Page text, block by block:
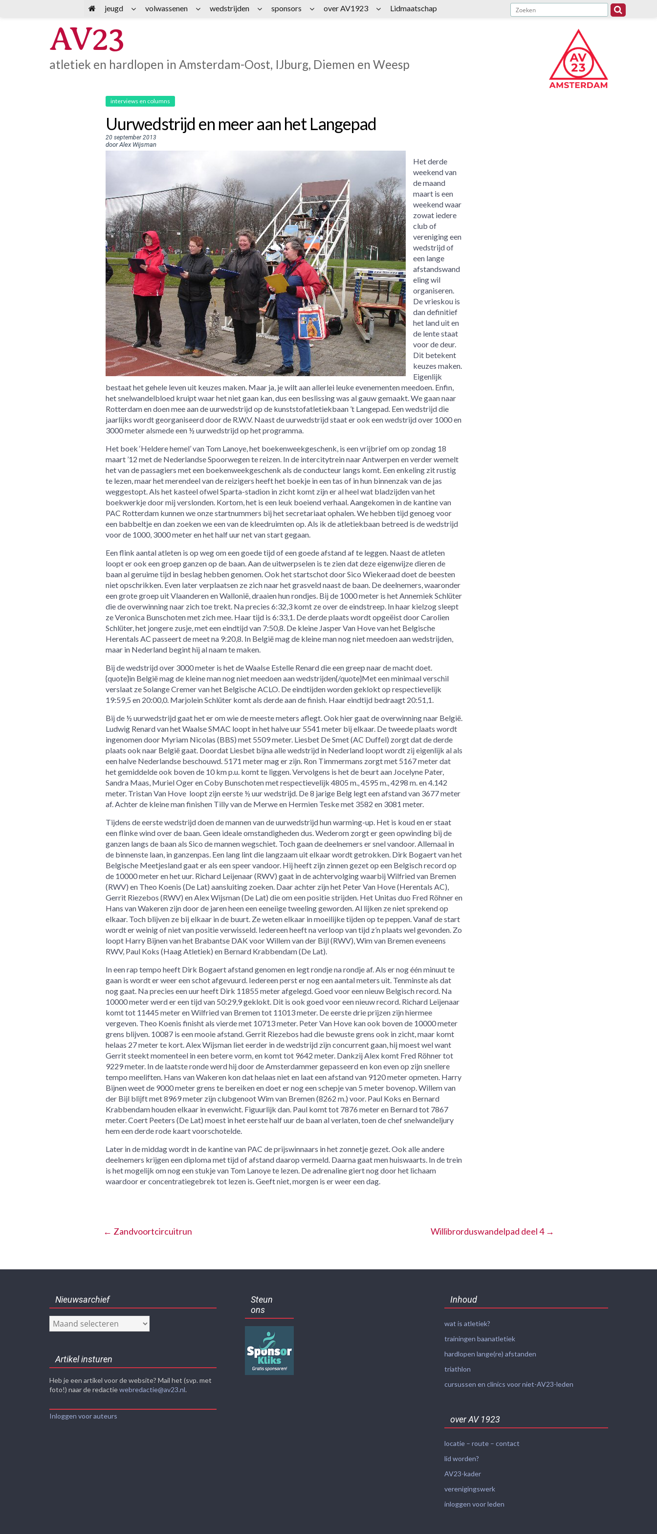
AV23
atletiek en hardlopen in Amsterdam-Oost, IJburg, Diemen en Weesp
interviews en columns
Uurwedstrijd en meer aan het Langepad
20 september 2013
door Alex Wijsman
Het derde
weekend van
de maand
maart is een
weekend waar
zowat iedere
club of
vereniging een
wedstrijd of
een lange
afstandswand
eling wil
organiseren.
De vrieskou is
dan definitief
het land uit en
de lente staat
voor de deur.
Dit betekent
keuzes maken.
Eigenlijk
bestaat het gehele leven uit keuzes maken. Maar ja, je wilt aan allerlei leuke evenementen meedoen. Enfin,
het snelwandelbloed kruipt waar het niet gaan kan, dus een beslissing was al gauw gemaakt. We gaan naar
Rotterdam en doen mee aan de uurwedstrijd op de kunststofatletiekbaan ’t Langepad. Een wedstrijd die
jaarlijks wordt georganiseerd door de R.W.V. Naast de uurwedstrijd staat er ook een wedstrijd over 1000 en
3000 meter alsmede een ½ uurwedstrijd op het programma.
Het boek ‘Heldere hemel’ van Tom Lanoye, het boekenweekgeschenk, is een vrijbrief om op zondag 18
maart ’12 met de Nederlandse Spoorwegen te reizen. In de intercitytrein naar Antwerpen en verder wemelt
het van de passagiers met een boekenweekgeschenk als de conducteur langs komt. Een enkeling zit rustig
te lezen, maar het merendeel van de reizigers heeft het boekje in een tas of in hun binnenzak van de jas
weggestopt. Als het kasteel ofwel Sparta-stadion in zicht komt zijn er al heel wat bladzijden van het
boekwerkje door mij verslonden. Kortom, het is een leuk boeiend verhaal. Aangekomen in de kantine van
PAC Rotterdam kunnen we onze startnummers bij het secretariaat ophalen. We hebben tijd genoeg voor
een babbeltje en dan zoeken we een van de kleedruimten op. Als ik de atletiekbaan betreed is de wedstrijd
voor de 1000, 3000 meter en het half uur net van start gegaan.
Een flink aantal atleten is op weg om een goede tijd of een goede afstand af te leggen. Naast de atleten
loopt er ook een groep ganzen op de baan. Aan de uitwerpselen is te zien dat deze eigenwijze dieren de
baan al geruime tijd in beslag hebben genomen. Ook het startschot door Sico Wiekeraad doet de beesten
niet opschrikken. Even later verplaatsen ze zich naar het grasveld naast de baan. De deelnemers, waaronder
een grote groep uit Vlaanderen en Wallonië, draaien hun rondjes. Bij de 1000 meter is het Annemiek Schlüter
die de overwinning naar zich toe trekt. Na precies 6:32,3 komt ze over de eindstreep. In haar kielzog sleept
ze Veronica Bunschoten met zich mee. Haar tijd is 6:33,1. De derde plaats wordt opgeëist door Carolien
Schlüter, het jongere zusje, met een eindtijd van 7:50,8. De kleine Jasper Van Hove van het Belgische
Herentals AC passeert de meet na 9:20,8. In België mag de kleine man nog niet meedoen aan wedstrijden,
maar in Nederland begint hij al naam te maken.
Bij de wedstrijd over 3000 meter is het de Waalse Estelle Renard die een greep naar de macht doet.
{quote}in België mag de kleine man nog niet meedoen aan wedstrijden{/quote}Met een minimaal verschil
verslaat ze Solange Cremer van het Belgische ACLO. De eindtijden worden geklokt op respectievelijk
19:59,5 en 20:00,0. Marjolein Schlüter komt als derde aan de finish. Haar eindtijd bedraagt 20:51,1.
Bij de ½ uurwedstrijd gaat het er om wie de meeste meters aflegt. Ook hier gaat de overwinning naar België.
Ludwig Renard van het Waalse SMAC loopt in het halve uur 5541 meter bij elkaar. De tweede plaats wordt
ingenomen door Myriam Nicolas (BBS) met 5509 meter. Liesbet De Smet (AC Duffel) zorgt dat de derde
plaats ook naar België gaat. Doordat Liesbet bijna alle wedstrijd in Nederland loopt wordt zij eigenlijk al als
een halve Nederlandse beschouwd. 5171 meter mag er zijn. Ron Timmermans zorgt met 5167 meter dat
het gemiddelde ook boven de 10 km p.u. komt te liggen. Vervolgens is het de beurt aan Jocelyne Pater,
Sandra Maas, Muriel Oger en Coby Bunschoten met respectievelijk 4805 m., 4595 m., 4298 m. en 4.142
meter. Tristan Van Hove loopt zijn eerste ½ uur wedstrijd. De 8 jarige Belg legt een afstand van 3677 meter
af. Achter de kleine man finishen Tilly van de Merwe en Hermien Teske met 3582 en 3081 meter.
Tijdens de eerste wedstrijd doen de mannen van de uurwedstrijd hun warming-up. Het is koud en er staat
een flinke wind over de baan. Geen ideale omstandigheden dus. Wederom zorgt er geen opwinding bij de
ganzen langs de baan als Sico de mannen wegschiet. Toch gaan de deelnemers er snel vandoor. Allemaal in
de binnenste laan, in ganzenpas. Een lang lint die langzaam uit elkaar wordt getrokken. Dirk Bogaert van het
Belgische Meetjesland gaat er als een speer vandoor. Hij heeft zijn zinnen gezet op een Belgisch record op
de 10000 meter en het uur. Richard Leijenaar (RWV) gaat in de achtervolging waarbij Wilfried van Bremen
(RWV) en Theo Koenis (De Lat) aansluiting zoeken. Daar achter zijn het Peter Van Hove (Herentals AC),
Gerrit Riezebos (RWV) en Alex Wijsman (De Lat) die om een positie strijden. Het Unitas duo Fred Röhner en
Hans van Wakeren zijn door de jaren heen een eeneiige tweeling geworden. Al lijken ze niet sprekend op
elkaar. Toch blijven ze bij elkaar in de buurt. Ze weten elkaar in moeilijke tijden op te peppen. Vanaf de start
wordt er weinig of niet van positie verwisseld. Iedereen heeft na verloop van tijd z’n plaats wel gevonden. Zo
loopt Harry Bijnen van het Brabantse DAK voor Willem van der Bijl (RWV), Wim van Bremen eveneens
RWV, Paul Koks (Haag Atletiek) en Bernard Krabbendam (De Lat).
In een rap tempo heeft Dirk Bogaert afstand genomen en legt rondje na rondje af. Als er nog één minuut te
gaan is wordt er weer een schot afgevuurd. Iedereen perst er nog een aantal meters uit. Tenminste als dat
nog gaat. Na precies een uur heeft Dirk 11855 meter afgelegd. Goed voor een nieuw Belgisch record. Na
10000 meter werd er een tijd van 50:29,9 geklokt. Dit is ook goed voor een nieuw record. Richard Leijenaar
komt tot 11445 meter en Wilfried van Bremen tot 11013 meter. De eerste drie prijzen zijn hiermee
vergeven. Theo Koenis finisht als vierde met 10713 meter. Peter Van Hove kan ook boven de 10000 meter
grens blijven. 10087 is een mooie afstand. Gerrit Riezebos had die bewuste grens ook in zicht, maar komt
helaas 27 meter te kort. Alex Wijsman liet eerder in de wedstrijd zijn concurrent gaan, hij moest wel want
Gerrit steekt momenteel in een betere vorm, en komt tot 9642 meter. Dankzij Alex komt Fred Röhner tot
9229 meter. In de laatste ronde werd hij door de Amsterdammer gepasseerd en kon even op zijn snellere
tempo meeliften. Hans van Wakeren kon dat helaas niet en laat een afstand van 9120 meter opmeten. Harry
Bijnen weet de 9000 meter grens te bereiken en doet er nog een schepje van 5 meter bovenop. Willem van
der Bijl blijft met 8969 meter zijn clubgenoot Wim van Bremen (8262 m.) voor. Paul Koks en Bernard
Krabbendam houden elkaar in evenwicht. Figuurlijk dan. Paul komt tot 7876 meter en Bernard tot 7867
meter. Coert Peeters (De Lat) moest in het eerste half uur de baan al verlaten, toen de chef snelwandeljury
hem een derde rode kaart voorschotelde.
Later in de middag wordt in de kantine van PAC de prijswinnaars in het zonnetje gezet. Ook alle andere
deelnemers krijgen een diploma met tijd of afstand daarop vermeld. Daarna gaat men huiswaarts. In de trein
is het mogelijk om nog een stukje van Tom Lanoye te lezen. De adrenaline giert nog door het lichaam
waardoor er concentratiegebrek tot lezen is. Geeft niet, morgen is er weer een dag.
← Zandvoortcircuitrun Willibrorduswandelpad deel 4 →
Nieuwsarchief
Nieuwsarchief
Artikel insturen
Heb je een artikel voor de website? Mail het (svp. met
foto!) naar de redactiewebredactie@av23.nl.
Inloggen voor auteurs
Steun
ons
Inhoud
wat is atletiek?
trainingen baanatletiek
hardlopen lange(re) afstanden
triathlon
cursussen en clinics voor niet-AV23-leden
over AV 1923
locatie – route – contact
lid worden?
AV23-kader
verenigingswerk
inloggen voor leden
jeugd volwassenen wedstrijden sponsors over AV1923 Lidmaatschap